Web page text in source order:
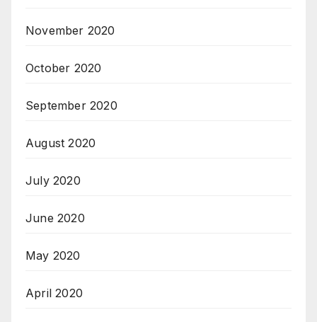
November 2020
October 2020
September 2020
August 2020
July 2020
June 2020
May 2020
April 2020